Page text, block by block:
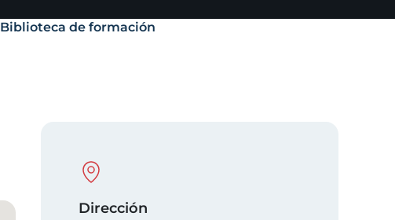
Biblioteca de formación
Physical Location
Dirección